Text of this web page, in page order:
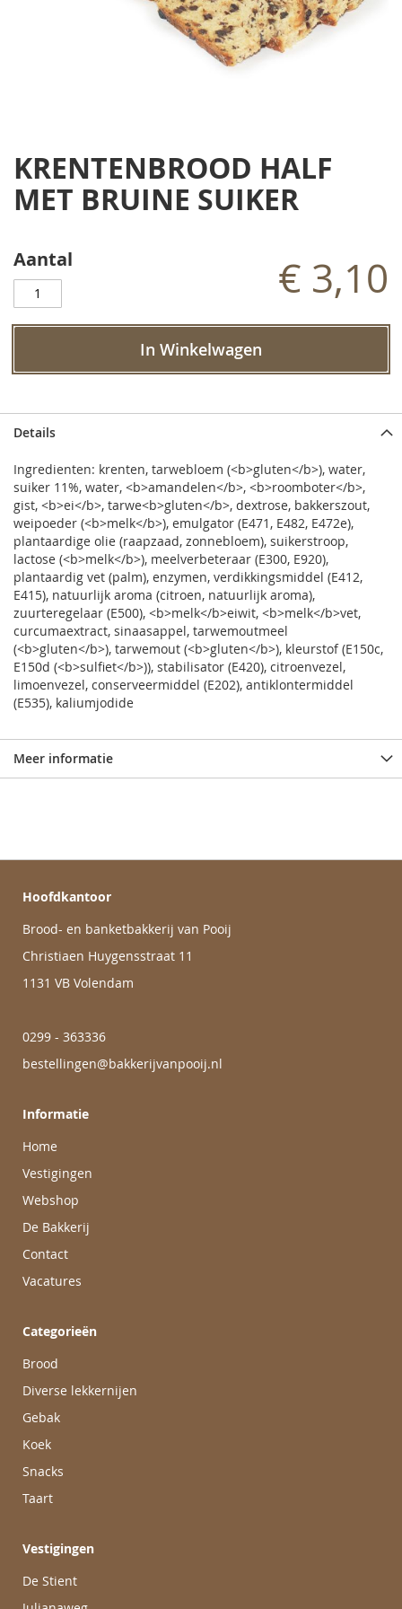
het
begin
van
gallerij
KRENTENBROOD HALF
MET BRUINE SUIKER
Aantal € 3,10
In Winkelwagen
Details
Ingredienten: krenten, tarwebloem (<b>gluten</b>), water,
suiker 11%, water, <b>amandelen</b>, <b>roomboter</b>,
gist, <b>ei</b>, tarwe<b>gluten</b>, dextrose, bakkerszout,
weipoeder (<b>melk</b>), emulgator (E471, E482, E472e),
plantaardige olie (raapzaad, zonnebloem), suikerstroop,
lactose (<b>melk</b>), meelverbeteraar (E300, E920),
plantaardig vet (palm), enzymen, verdikkingsmiddel (E412,
E415), natuurlijk aroma (citroen, natuurlijk aroma),
zuurteregelaar (E500), <b>melk</b>eiwit, <b>melk</b>vet,
curcumaextract, sinaasappel, tarwemoutmeel
(<b>gluten</b>), tarwemout (<b>gluten</b>), kleurstof (E150c,
E150d (<b>sulfiet</b>)), stabilisator (E420), citroenvezel,
limoenvezel, conserveermiddel (E202), antiklontermiddel
(E535), kaliumjodide
Meer informatie
Hoofdkantoor
Brood- en banketbakkerij van Pooij
Christiaen Huygensstraat 11
1131 VB Volendam
0299 - 363336
bestellingen@bakkerijvanpooij.nl
Informatie
Home
Vestigingen
Webshop
De Bakkerij
Contact
Vacatures
Categorieën
Brood
Diverse lekkernijen
Gebak
Koek
Snacks
Taart
Vestigingen
De Stient